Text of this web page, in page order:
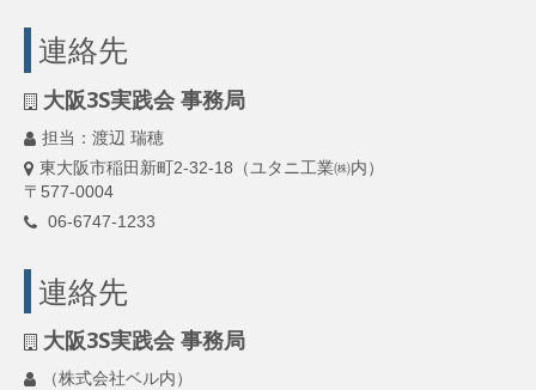
連絡先
大阪3S実践会 事務局
担当：渡辺 瑞穂
東大阪市稲田新町2-32-18（ユタニ工業㈱内）
〒577-0004
06-6747-1233
連絡先
大阪3S実践会 事務局
（株式会社ベル内）